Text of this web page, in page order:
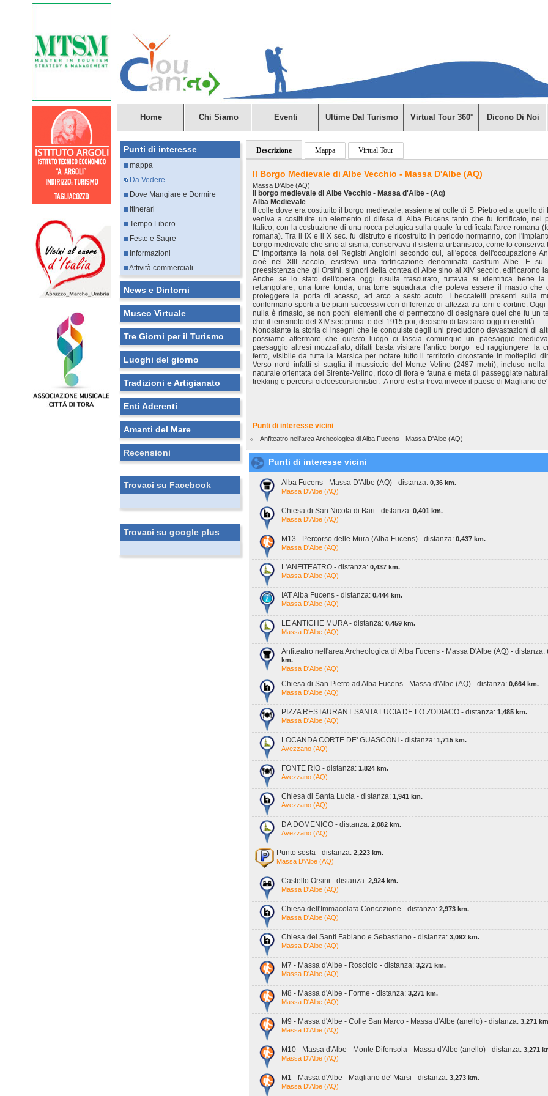
Home Chi Siamo Eventi Ultime Dal Turismo Virtual Tour 360° Dicono Di Noi
Punti di interesse
mappa
Da Vedere
Dove Mangiare e Dormire
Itinerari
Tempo Libero
Feste e Sagre
Informazioni
Attività commerciali
News e Dintorni
Museo Virtuale
Tre Giorni per il Turismo
Luoghi del giorno
Tradizioni e Artigianato
Enti Aderenti
Amanti del Mare
Recensioni
Trovaci su Facebook
Trovaci su google plus
Descrizione Mappa Virtual Tour
Il Borgo Medievale di Albe Vecchio - Massa D'Albe (AQ)
Massa D'Albe (AQ)
Il borgo medievale di Albe Vecchio - Massa d'Albe - (Aq)
Alba Medievale
Il colle dove era costituito il borgo medievale, assieme al colle di S. Pietro ed a quello di
veniva a costituire un elemento di difesa di Alba Fucens tanto che fu fortificato, nel
Italico, con la costruzione di una rocca pelagica sulla quale fu edificata l'arce romana
romana). Tra il IX e il X sec. fu distrutto e ricostruito in periodo normanno, con
borgo medievale che sino al sisma, conservava il sistema urbanistico, come lo conserva
E' importante la nota dei Registri Angioini secondo cui, all'epoca dell'occupazione
cioè nel XIII secolo, esisteva una fortificazione denominata castrum Albe. E su
preesistenza che gli Orsini, signori della contea di Albe sino al XIV secolo, edificarono
Anche se lo stato dell'opera oggi risulta trascurato, tuttavia si identifica bene la
rettangolare, una torre tonda, una torre squadrata che poteva essere il mastio che
proteggere la porta di acesso, ad arco a sesto acuto. I beccatelli presenti sulla
confermano sporti a tre piani successivi con differenze di altezza tra torri e cortine. Oggi
nulla è rimasto, se non pochi elementi che ci permettono di designare quel che fu un
che il terremoto del XIV sec prima e del 1915 poi, decisero di lasciarci oggi in eredità.
Nonostante la storia ci insegni che le conquiste degli uni precludono devastazioni di
possiamo affermare che questo luogo ci lascia comunque un paesaggio
paesaggio altresì mozzafiato, difatti basta visitare l'antico borgo ed raggiungere la
ferro, visibile da tutta la Marsica per notare tutto il territorio circostante in molteplici
Verso nord infatti si staglia il massiccio del Monte Velino (2487 metri), incluso nella
naturale orientata del Sirente-Velino, ricco di flora e fauna e meta di passeggiate
trekking e percorsi cicloescursionistici. A nord-est si trova invece il paese di Magliano
Punti di interesse vicini
Anfiteatro nell'area Archeologica di Alba Fucens - Massa D'Albe (AQ)
Punti di interesse vicini
Alba Fucens - Massa D'Albe (AQ) - distanza: 0,36 km.
Massa D'Albe (AQ)
Chiesa di San Nicola di Bari - distanza: 0,401 km.
Massa D'Albe (AQ)
M13 - Percorso delle Mura (Alba Fucens) - distanza: 0,437 km.
Massa D'Albe (AQ)
L'ANFITEATRO - distanza: 0,437 km.
Massa D'Albe (AQ)
IAT Alba Fucens - distanza: 0,444 km.
Massa D'Albe (AQ)
LE ANTICHE MURA - distanza: 0,459 km.
Massa D'Albe (AQ)
Anfiteatro nell'area Archeologica di Alba Fucens - Massa D'Albe (AQ) - distanza:
km.
Massa D'Albe (AQ)
Chiesa di San Pietro ad Alba Fucens - Massa d'Albe (AQ) - distanza: 0,664 km.
Massa D'Albe (AQ)
PIZZA RESTAURANT SANTA LUCIA DE LO ZODIACO - distanza: 1,485 km.
Massa D'Albe (AQ)
LOCANDA CORTE DE' GUASCONI - distanza: 1,715 km.
Avezzano (AQ)
FONTE RIO - distanza: 1,824 km.
Avezzano (AQ)
Chiesa di Santa Lucia - distanza: 1,941 km.
Avezzano (AQ)
DA DOMENICO - distanza: 2,082 km.
Avezzano (AQ)
Punto sosta - distanza: 2,223 km.
Massa D'Albe (AQ)
Castello Orsini - distanza: 2,924 km.
Massa D'Albe (AQ)
Chiesa dell'Immacolata Concezione - distanza: 2,973 km.
Massa D'Albe (AQ)
Chiesa dei Santi Fabiano e Sebastiano - distanza: 3,092 km.
Massa D'Albe (AQ)
M7 - Massa d'Albe - Rosciolo - distanza: 3,271 km.
Massa D'Albe (AQ)
M8 - Massa d'Albe - Forme - distanza: 3,271 km.
Massa D'Albe (AQ)
M9 - Massa d'Albe - Colle San Marco - Massa d'Albe (anello) - distanza: 3,271
Massa D'Albe (AQ)
M10 - Massa d'Albe - Monte Difensola - Massa d'Albe (anello) - distanza: 3,271
Massa D'Albe (AQ)
M1 - Massa d'Albe - Magliano de' Marsi - distanza: 3,273 km.
Massa D'Albe (AQ)